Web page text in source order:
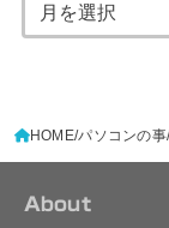
HOME パソコンの事
About